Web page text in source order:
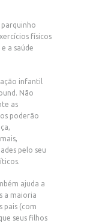
físicos
a saúde
infantil
Não
as
poderão
pelo seu
ajuda a
a maioria
pais (com
seus filhos